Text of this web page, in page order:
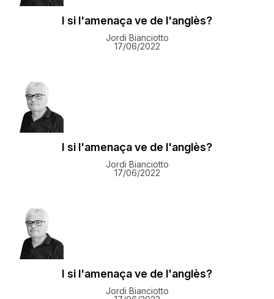
I si l'amenaça ve de l'anglès?
Jordi Bianciotto
17/06/2022
I si l'amenaça ve de l'anglès?
Jordi Bianciotto
17/06/2022
I si l'amenaça ve de l'anglès?
Jordi Bianciotto